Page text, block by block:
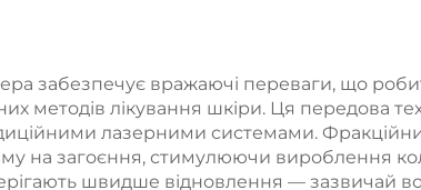
підтяжки
та контурної
корекції тіла
забезпечує вражаючі переваги, що
методів лікування шкіри. Ця передова
лазерними системами.
на загоєння, стимулюючи вироблення
швидше відновлення — зазвичай